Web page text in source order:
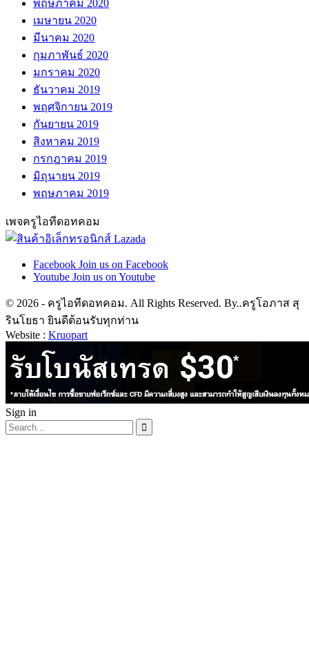
พฤษภาคม 2020
เมษายน 2020
มีนาคม 2020
กุมภาพันธ์ 2020
มกราคม 2020
ธันวาคม 2019
พฤศจิกายน 2019
กันยายน 2019
สิงหาคม 2019
กรกฎาคม 2019
มิถุนายน 2019
พฤษภาคม 2019
เพจครูไอทีดอทคอม
Facebook Join us on Facebook
Youtube Join us on Youtube
© 2026 - ครูไอทีดอทคอม. All Rights Reserved. By..ครูโอภาส สุ
รินโยธา ยินดีต้อนรับทุกท่าน
Website : Kruopart
Sign in